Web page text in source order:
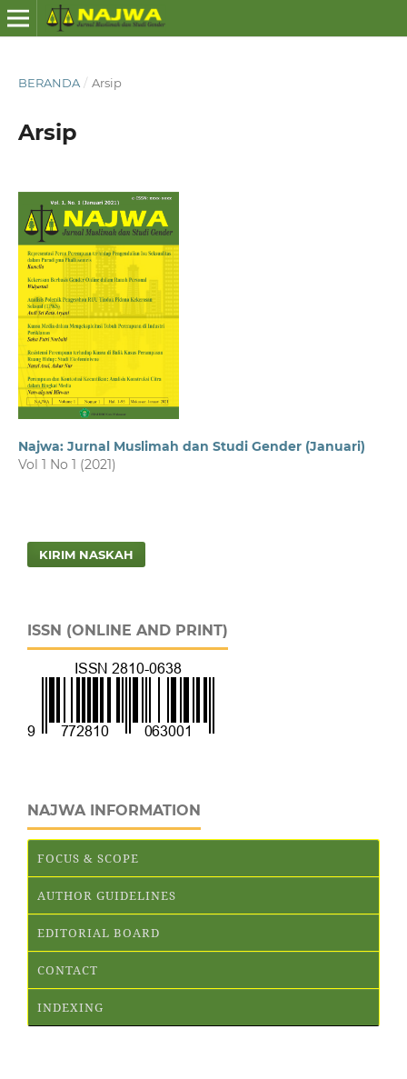
BERANDA / Arsip
Arsip
Najwa: Jurnal Muslimah dan Studi Gender (Januari)
Vol 1 No 1 (2021)
KIRIM NASKAH
ISSN (ONLINE AND PRINT)
NAJWA INFORMATION
FOCUS & SCOPE
AUTHOR GUIDELINES
EDITORIAL BOARD
CONTACT
INDEXING